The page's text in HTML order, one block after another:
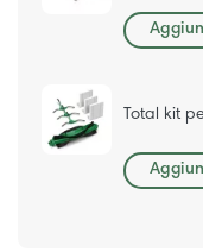
Total kit